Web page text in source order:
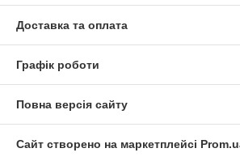
Доставка та оплата
Графік роботи
Повна версія сайту
Сайт створено на маркетплейсі